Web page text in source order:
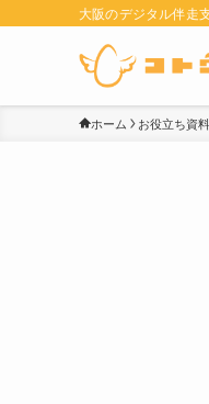
大阪のデジタル伴走
ホーム お役立ち資料